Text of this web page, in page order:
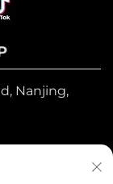
Nanjing,